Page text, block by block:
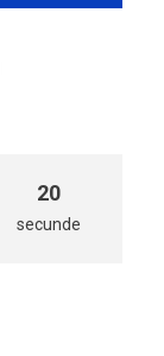
20
secunde